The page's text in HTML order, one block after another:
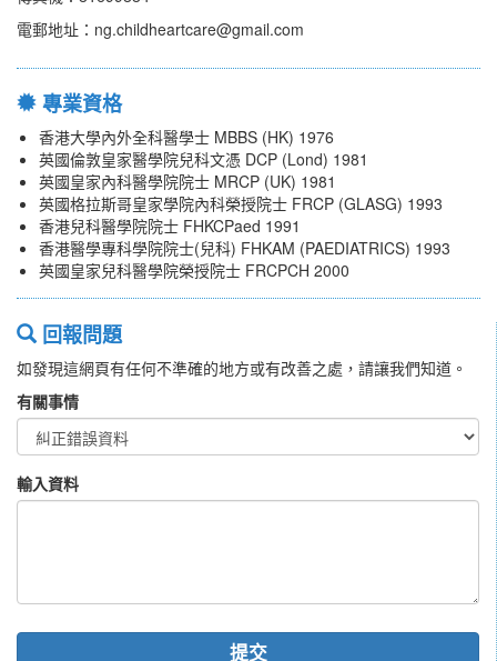
電郵地址：ng.childheartcare@gmail.com
專業資格
香港大學內外全科醫學士 MBBS (HK) 1976
英國倫敦皇家醫學院兒科文憑 DCP (Lond) 1981
英國皇家內科醫學院院士 MRCP (UK) 1981
英國格拉斯哥皇家學院內科榮授院士 FRCP (GLASG) 1993
香港兒科醫學院院士 FHKCPaed 1991
香港醫學專科學院院士(兒科) FHKAM (PAEDIATRICS) 1993
英國皇家兒科醫學院榮授院士 FRCPCH 2000
回報問題
如發現這網頁有任何不準確的地方或有改善之處，請讓我們知道。
有關事情
輸入資料
提交